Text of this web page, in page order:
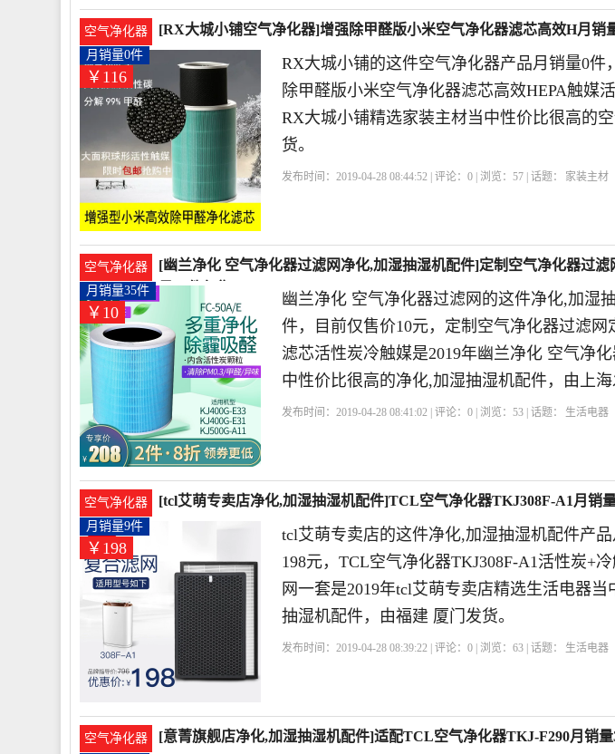
空气净化器 [RX大城小铺空气净化器]增强除甲醛版小米空气净化器滤芯高效H月销
￥116
月销量0件
RX大城小铺的这件空气净化器产品月销量0件
除甲醛版小米空气净化器滤芯高效HEPA触媒
RX大城小铺精选家装主材当中性价比很高的
货。
发布时间：2019-04-28 08:44:52 | 评论：0 | 浏览：57 | 话题： 家装主材
空气净化器
[幽兰净化 空气净化器过滤网净化,加湿抽湿机配件]定制空气净化器过
量35件仅售10元
￥10
月销量35件
幽兰净化 空气净化器过滤网的这件净化,加湿
件，目前仅售价10元，定制空气净化器过滤网
滤芯活性炭冷触媒是2019年幽兰净化 空气净
中性价比很高的净化,加湿抽湿机配件，由上海
发布时间：2019-04-28 08:41:02 | 评论：0 | 浏览：53 | 话题： 生活电器
空气净化器 [tcl艾萌专卖店净化,加湿抽湿机配件]TCL空气净化器TKJ308F-A1月销
￥198
月销量9件
tcl艾萌专卖店的这件净化,加湿抽湿机配件产
198元，TCL空气净化器TKJ308F-A1活性炭+
网一套是2019年tcl艾萌专卖店精选生活电器
抽湿机配件，由福建 厦门发货。
发布时间：2019-04-28 08:39:22 | 评论：0 | 浏览：63 | 话题： 生活电器
空气净化器 [意菁旗舰店净化,加湿抽湿机配件]适配TCL空气净化器TKJ-F290月销量